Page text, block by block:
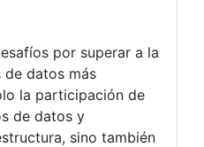
por superar a la
de datos más
la participación de
de datos y
sino también